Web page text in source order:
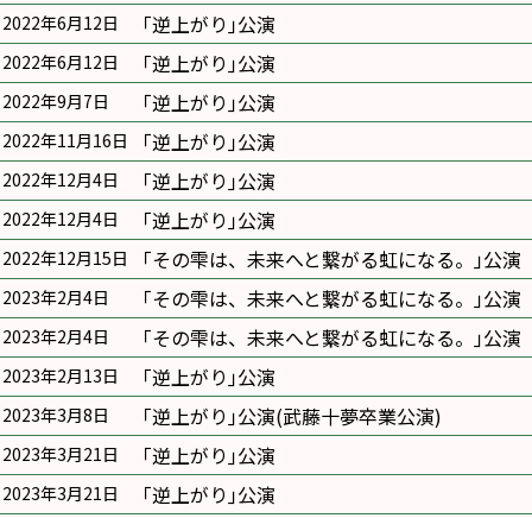
2022年6月12日 ｢逆上がり｣公演
2022年6月12日 ｢逆上がり｣公演
2022年9月7日 ｢逆上がり｣公演
2022年11月16日 ｢逆上がり｣公演
2022年12月4日 ｢逆上がり｣公演
2022年12月4日 ｢逆上がり｣公演
2022年12月15日 ｢その雫は、未来へと繋がる虹になる。｣公演
2023年2月4日 ｢その雫は、未来へと繋がる虹になる。｣公演
2023年2月4日 ｢その雫は、未来へと繋がる虹になる。｣公演
2023年2月13日 ｢逆上がり｣公演
2023年3月8日 ｢逆上がり｣公演(武藤十夢卒業公演)
2023年3月21日 ｢逆上がり｣公演
2023年3月21日 ｢逆上がり｣公演